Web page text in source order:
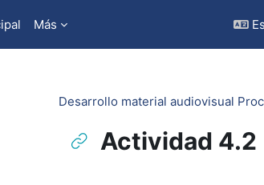
Más
Desarrollo material audiovisual
Actividad 4.2